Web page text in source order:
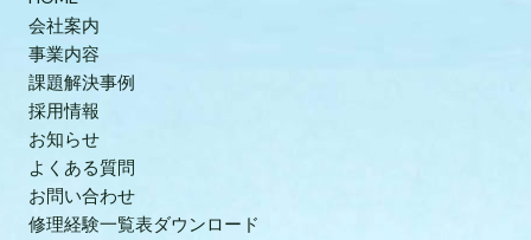
会社案内
事業内容
課題解決事例
採用情報
お知らせ
よくある質問
お問い合わせ
修理経験一覧表ダウンロード